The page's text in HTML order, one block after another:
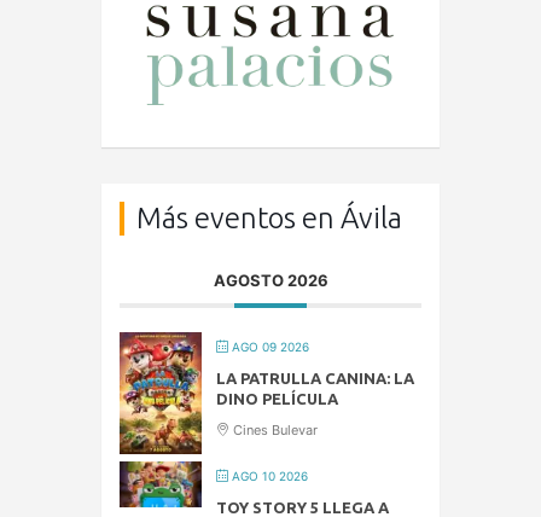
Más eventos en Ávila
AGOSTO 2026
AGO 09 2026
LA PATRULLA CANINA: LA
DINO PELÍCULA
Cines Bulevar
AGO 10 2026
TOY STORY 5 LLEGA A